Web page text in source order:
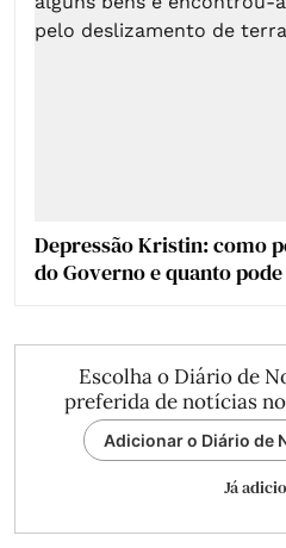
Depressão Kristin: como
do Governo e quanto
Escolha o Diário de
preferida de notícias
Adicionar o Diário de
Já